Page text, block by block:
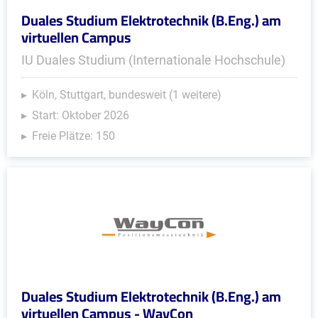
Duales Studium Elektrotechnik (B.Eng.) am
virtuellen Campus
IU Duales Studium (Internationale Hochschule)
Köln, Stuttgart, bundesweit (1 weitere)
Start: Oktober 2026
Freie Plätze: 150
Duales Studium Elektrotechnik (B.Eng.) am